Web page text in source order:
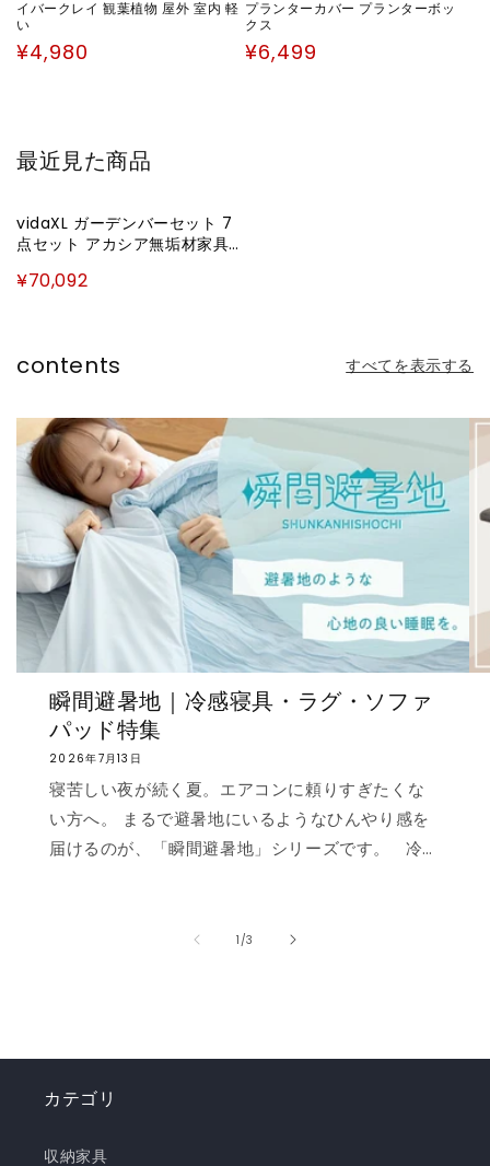
イバークレイ 観葉植物 屋外 室内 軽
い
通
¥4,980
プランターカバー プランターボッ
クス
通
¥6,499
最近見た商品
vidaXL ガーデンバーセット 7
点セット アカシア無垢材家具
ト(代引不可)
¥70,092
contents すべてを表示する
瞬間避暑地｜冷感寝具・ラグ・ソファ
パッド特集
2026年7月13日
寝苦しい夜が続く夏。エアコンに頼りすぎたくな
い方へ。 まるで避暑地にいるようなひんやり感を
届けるのが、「瞬間避暑地」シリーズです。 冷
うな“ずっと触れていたくなる冷たさ”を実現しま
う！✨ ❄️強冷感リバーシブルケット ❄️強冷感リバ
き枕 ❄️強冷感3層ごろ寝マット ❄️強冷感ソファーパ
ッド ❄️強冷感極厚ラグ 🍃【New!!】通年使えるレ
1 /の
3
カテゴリ
収納家具